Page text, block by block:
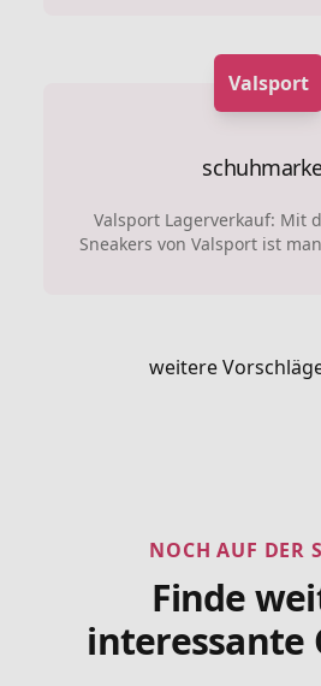
Valsport
Valsport Lagerverkauf: Mit
Sneakers von Valsport ist
weitere
NOCH AUF DER
Finde
interessante